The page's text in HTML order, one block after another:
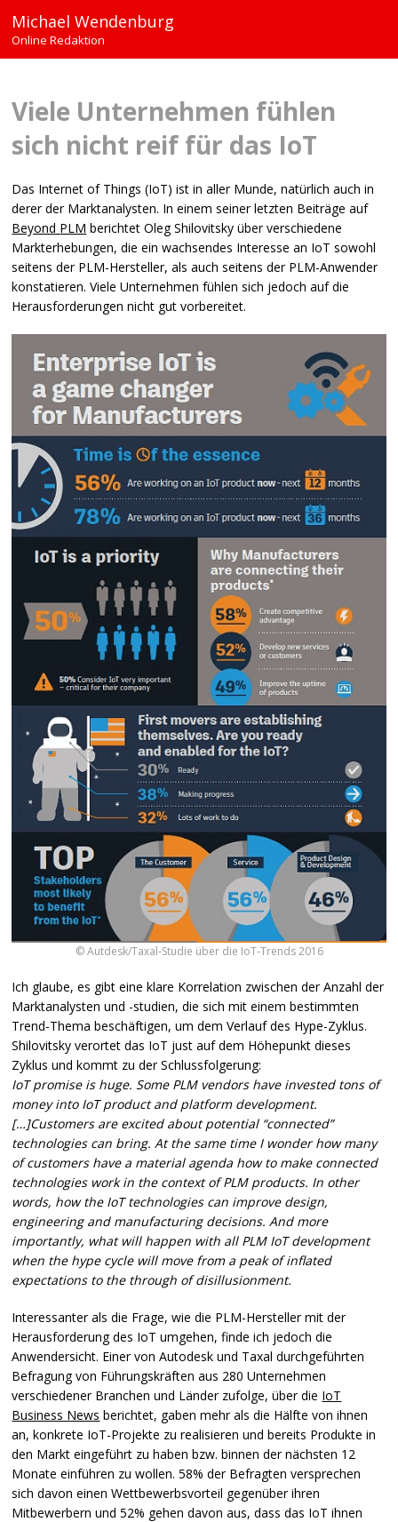
Michael Wendenburg
Online Redaktion
Viele Unternehmen fühlen
sich nicht reif für das IoT
Das Internet of Things (IoT) ist in aller Munde, natürlich auch in
derer der Marktanalysten. In einem seiner letzten Beiträge auf
Beyond PLM berichtet Oleg Shilovitsky über verschiedene
Markterhebungen, die ein wachsendes Interesse an IoT sowohl
seitens der PLM-Hersteller, als auch seitens der PLM-Anwender
konstatieren. Viele Unternehmen fühlen sich jedoch auf die
Herausforderungen nicht gut vorbereitet.
© Autdesk/Taxal-Studie über die IoT-Trends 2016
Ich glaube, es gibt eine klare Korrelation zwischen der Anzahl der
Marktanalysten und -studien, die sich mit einem bestimmten
Trend-Thema beschäftigen, um dem Verlauf des Hype-Zyklus.
Shilovitsky verortet das IoT just auf dem Höhepunkt dieses
Zyklus und kommt zu der Schlussfolgerung:
IoT promise is huge. Some PLMvendors have invested tons of
money into IoT product and platform development.
[…]Customers are excited about potential “connected”
technologies can bring. At the same time I wonder how many
of customers have a material agenda how to make connected
technologies work in the context ofPLMproducts. In other
words, how the IoT technologies can improve design,
engineering and manufacturing decisions. And more
importantly, what will happen with all PLMIoT development
when the hype cycle will move from a peak of inflated
expectations to the through of disillusionment.
Interessanter als die Frage, wie die PLM-Hersteller mit der
Herausforderung des IoT umgehen, finde ich jedoch die
Anwendersicht. Einer von Autodesk und Taxal durchgeführten
Befragung von Führungskräften aus 280 Unternehmen
verschiedener Branchen und Länder zufolge, über die IoT
Business News berichtet, gaben mehr als die Hälfte von ihnen
an, konkrete IoT-Projekte zu realisieren und bereits Produkte in
den Markt eingeführt zu haben bzw. binnen der nächsten 12
Monate einführen zu wollen. 58% der Befragten versprechen
sich davon einen Wettbewerbsvorteil gegenüber ihren
Mitbewerbern und 52% gehen davon aus, dass das IoT ihnen